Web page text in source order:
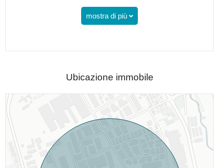
mostra di più
Ubicazione immobile